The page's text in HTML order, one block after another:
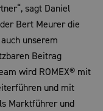
sagt Daniel
Bert Meurer die
unserem
Beitrag
wird ROMEX® mit
und mit
Marktführer und